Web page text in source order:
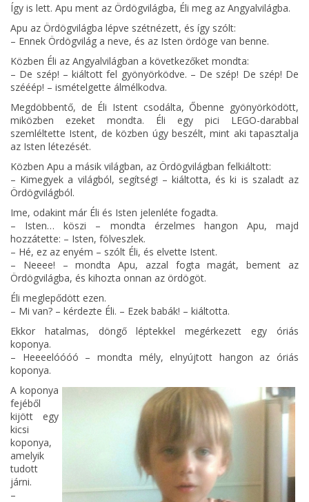
Így is lett. Apu ment az Ördögvilágba, Éli meg az Angyalvilágba.
Apu az Ördögvilágba lépve szétnézett, és így szólt:
– Ennek Ördögvilág a neve, és az Isten ördöge van benne.
Közben Éli az Angyalvilágban a következőket mondta:
– De szép! – kiáltott fel gyönyörködve. – De szép! De szép! De
szééép! – ismételgette álmélkodva.
Megdöbbentő, de Éli Istent csodálta, Őbenne gyönyörködött,
miközben ezeket mondta. Éli egy pici LEGO-darabbal
szemléltette Istent, de közben úgy beszélt, mint aki tapasztalja
az Isten létezését.
Közben Apu a másik világban, az Ördögvilágban felkiáltott:
– Kimegyek a világból, segítség! – kiáltotta, és ki is szaladt az
Ördögvilágból.
Ime, odakint már Éli és Isten jelenléte fogadta.
– Isten… köszi – mondta érzelmes hangon Apu, majd
hozzátette: – Isten, fölveszlek.
– Hé, ez az enyém – szólt Éli, és elvette Istent.
– Neeee! – mondta Apu, azzal fogta magát, bement az
Ördögvilágba, és kihozta onnan az ördögöt.
Éli meglepődött ezen.
– Mi van? – kérdezte Éli. – Ezek babák! – kiáltotta.
Ekkor hatalmas, döngő léptekkel megérkezett egy óriás
koponya.
– Heeeelóóóó – mondta mély, elnyújtott hangon az óriás
koponya.
A koponya
fejéből
kijött egy
kicsi
koponya,
amelyik
tudott
járni.
–